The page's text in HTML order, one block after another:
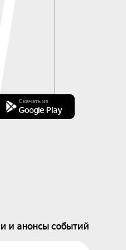
Скачать из
Google Play
и анонсы событий